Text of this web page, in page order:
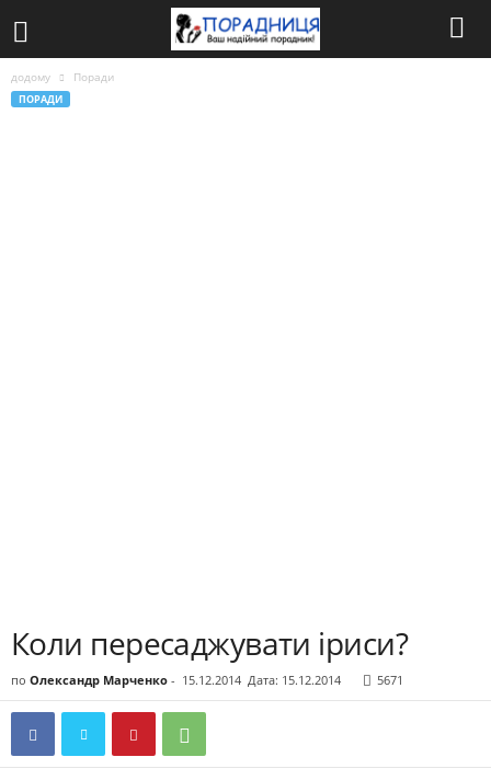
додому Поради
ПОРАДИ
Коли пересаджувати іриси?
по Олександр Марченко - 15.12.2014 Дата: 15.12.2014 5671